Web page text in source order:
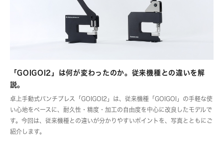
「GOIGOI2」は何が変わったのか。従来機種との違いを解
説。
卓上手動式パンチプレス「GOIGOI2」は、従来機種「GOIGOI」の手軽な使
い心地をベースに、耐久性・精度・加工の自由度を中心に改良したモデルで
す。今回は、従来機種との違いが分かりやすいポイントを、写真とともにご
紹介します。